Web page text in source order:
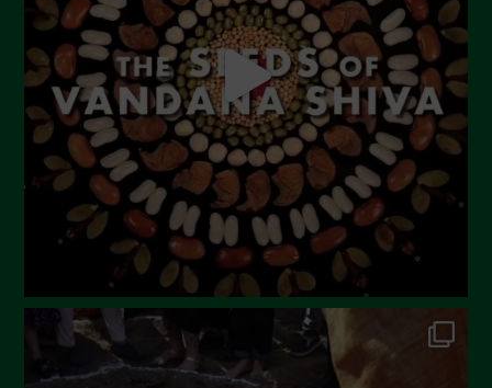
Luglio 2023
Giugno 2023
Maggio 2023
Aprile 2023
Marzo 2023
Febbraio 2023
Dicembre 2022
Novembre 2022
Ottobre 2022
Settembre 2022